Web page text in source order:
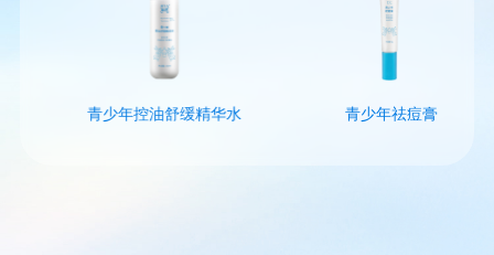
青少年控油舒缓精华水 青少年祛痘膏